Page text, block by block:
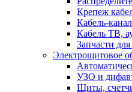
Крепеж
Кабель-
Кабель ТВ,
Запчасти
Электрощитовое
УЗО и
Щиты,